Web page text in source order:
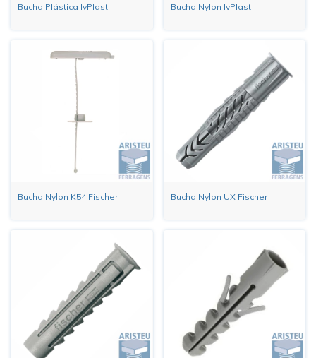
Bucha Plástica IvPlast Bucha Nylon IvPlast
Bucha Nylon K54 Fischer Bucha Nylon UX Fischer